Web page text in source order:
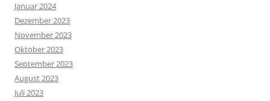
Januar 2024
Dezember 2023
November 2023
Oktober 2023
September 2023
August 2023
Juli 2023